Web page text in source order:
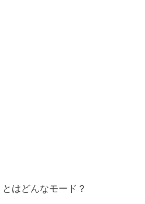
はどんなモード？